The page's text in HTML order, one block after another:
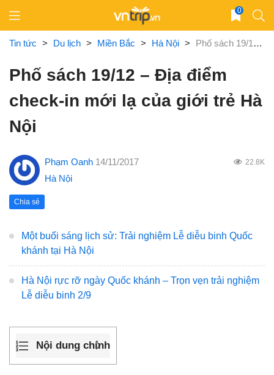
content
0
Tin tức > Du lịch > Miền Bắc > Hà Nội > Phố sách 19/12 – Địa điểm check-in mới lạ của giới trẻ Hà Nội
Phố sách 19/12 – Địa điểm
check-in mới lạ của giới trẻ Hà
Nội
Phạm Oanh 14/11/2017 22.8K
Hà Nội
Chia sẻ
Một buổi sáng lịch sử: Trải nghiệm Lễ diễu binh Quốc
khánh tại Hà Nội
Hà Nội rực rỡ ngày Quốc khánh – Trọn vẹn trải nghiệm
Lễ diễu binh 2/9
Nội dung chính